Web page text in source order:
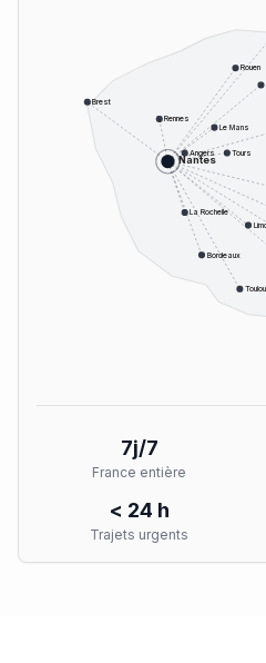
Nantes
Bordeaux
Rennes
Angers
Le Mans
Tours
Rouen
Brest
La Rochelle
7j/7
France entière
< 24 h
Trajets urgents